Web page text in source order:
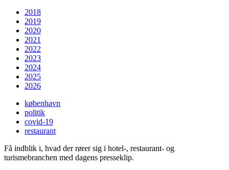
2018
2019
2020
2021
2022
2023
2024
2025
2026
københavn
politik
covid-19
restaurant
Få indblik i, hvad der rører sig i hotel-, restaurant- og
turismebranchen med dagens presseklip.